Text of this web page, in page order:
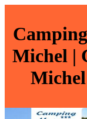
Michel |